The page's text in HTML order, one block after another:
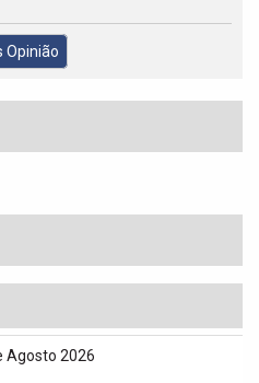
Opinião
Agosto 2026